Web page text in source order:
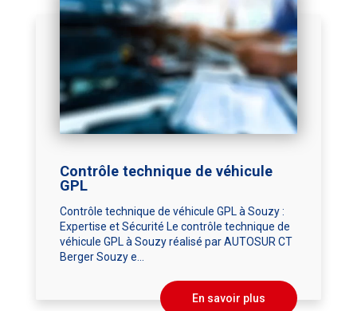
Contrôle technique de véhicule
GPL
Contrôle technique de véhicule GPL à Souzy :
Expertise et Sécurité Le contrôle technique de
véhicule GPL à Souzy réalisé par AUTOSUR CT
Berger Souzy e...
En savoir plus